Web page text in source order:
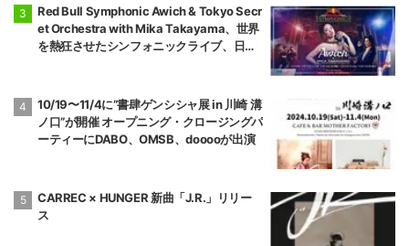
Red Bull Symphonic Awich & Tokyo Secr
et Orchestra with Mika Takayama、世界
を熱狂させたシンフォニックライブ、日本
10/19〜11/4に”書肆ゲンシシャ展 in 川崎 溝
ノ口”が開催 オープニング・クロージングパ
ーティーにDABO、OMSB、dooooが出演
CARREC × HUNGER 新曲「J.R.」リリー
ス